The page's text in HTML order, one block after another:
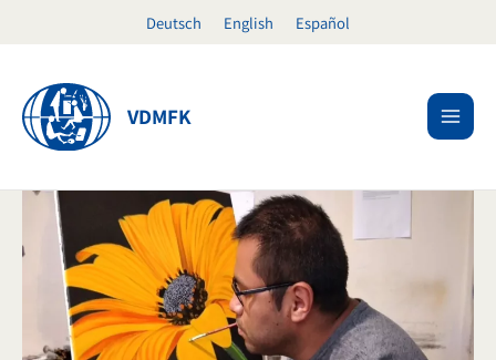
Deutsch English Español
VDMFK